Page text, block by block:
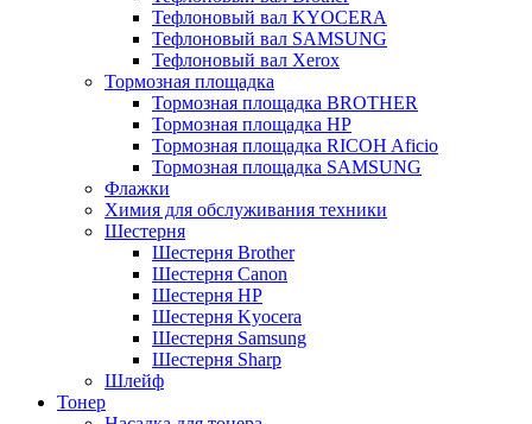
Тефлоновый вал KYOCERA
Тефлоновый вал SAMSUNG
Тефлоновый вал Xerox
Тормозная площадка
Тормозная площадка BROTHER
Тормозная площадка HP
Тормозная площадка RICOH Aficio
Тормозная площадка SAMSUNG
Флажки
Химия для обслуживания техники
Шестерня
Шестерня Brother
Шестерня Canon
Шестерня HP
Шестерня Kyocera
Шестерня Samsung
Шестерня Sharp
Шлейф
Тонер